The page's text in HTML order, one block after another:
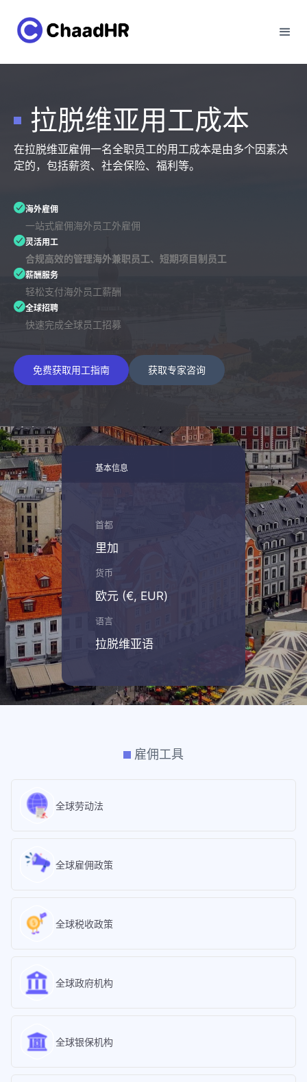
拉脱维亚用工成本
在拉脱维亚雇佣一名全职员工的用工成本是由多个因素决
定的，包括薪资、社会保险、福利等。
海外雇佣
一站式雇佣海外员工外雇佣
灵活用工
合规高效的管理海外兼职员工、短期项目制员工
薪酬服务
轻松支付海外员工薪酬
全球招聘
快速完成全球员工招募
免费获取用工指南 获取专家咨询
基本信息
首都
里加
货币
欧元 (€, EUR)
语言
拉脱维亚语
雇佣工具
全球劳动法
全球雇佣政策
全球税收政策
全球政府机构
全球银保机构